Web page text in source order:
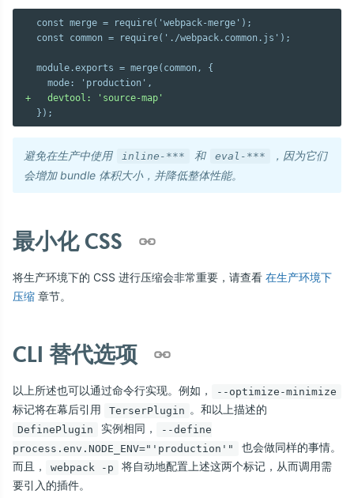
  const merge = require('webpack-merge');
  const common = require('./webpack.common.js');
  module.exports = merge(common, {
+   devtool: 'source-map'
避免在生产中使用 inline-*** 和 eval-***
，因为它们
会增加 bundle 体积大小，并降低整体性能。
最小化 CSS
将生产环境下的 CSS 进行压缩会非常重要，请查看 在生产环境下
压缩 章节。
CLI 替代选项
以上所述也可以通过命令行实现。例如， --optimize-minimize
标记将在幕后引用 TerserPlugin 。和以上描述的
DefinePlugin 实例相同，
--define
process.env.NODE_ENV="'production'"
也会做同样的事情。
而且，
webpack -p
将自动地配置上述这两个标记，从而调用需
要引入的插件。